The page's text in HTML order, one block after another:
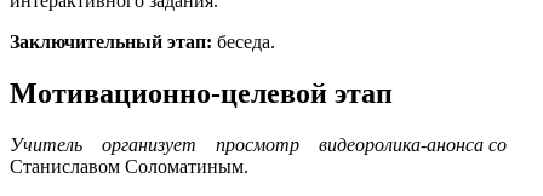
Заключительный этап: беседа.
Мотивационно-целевой этап
Учитель организует просмотр видеоролика-анонса со
Станиславом Соломатиным.